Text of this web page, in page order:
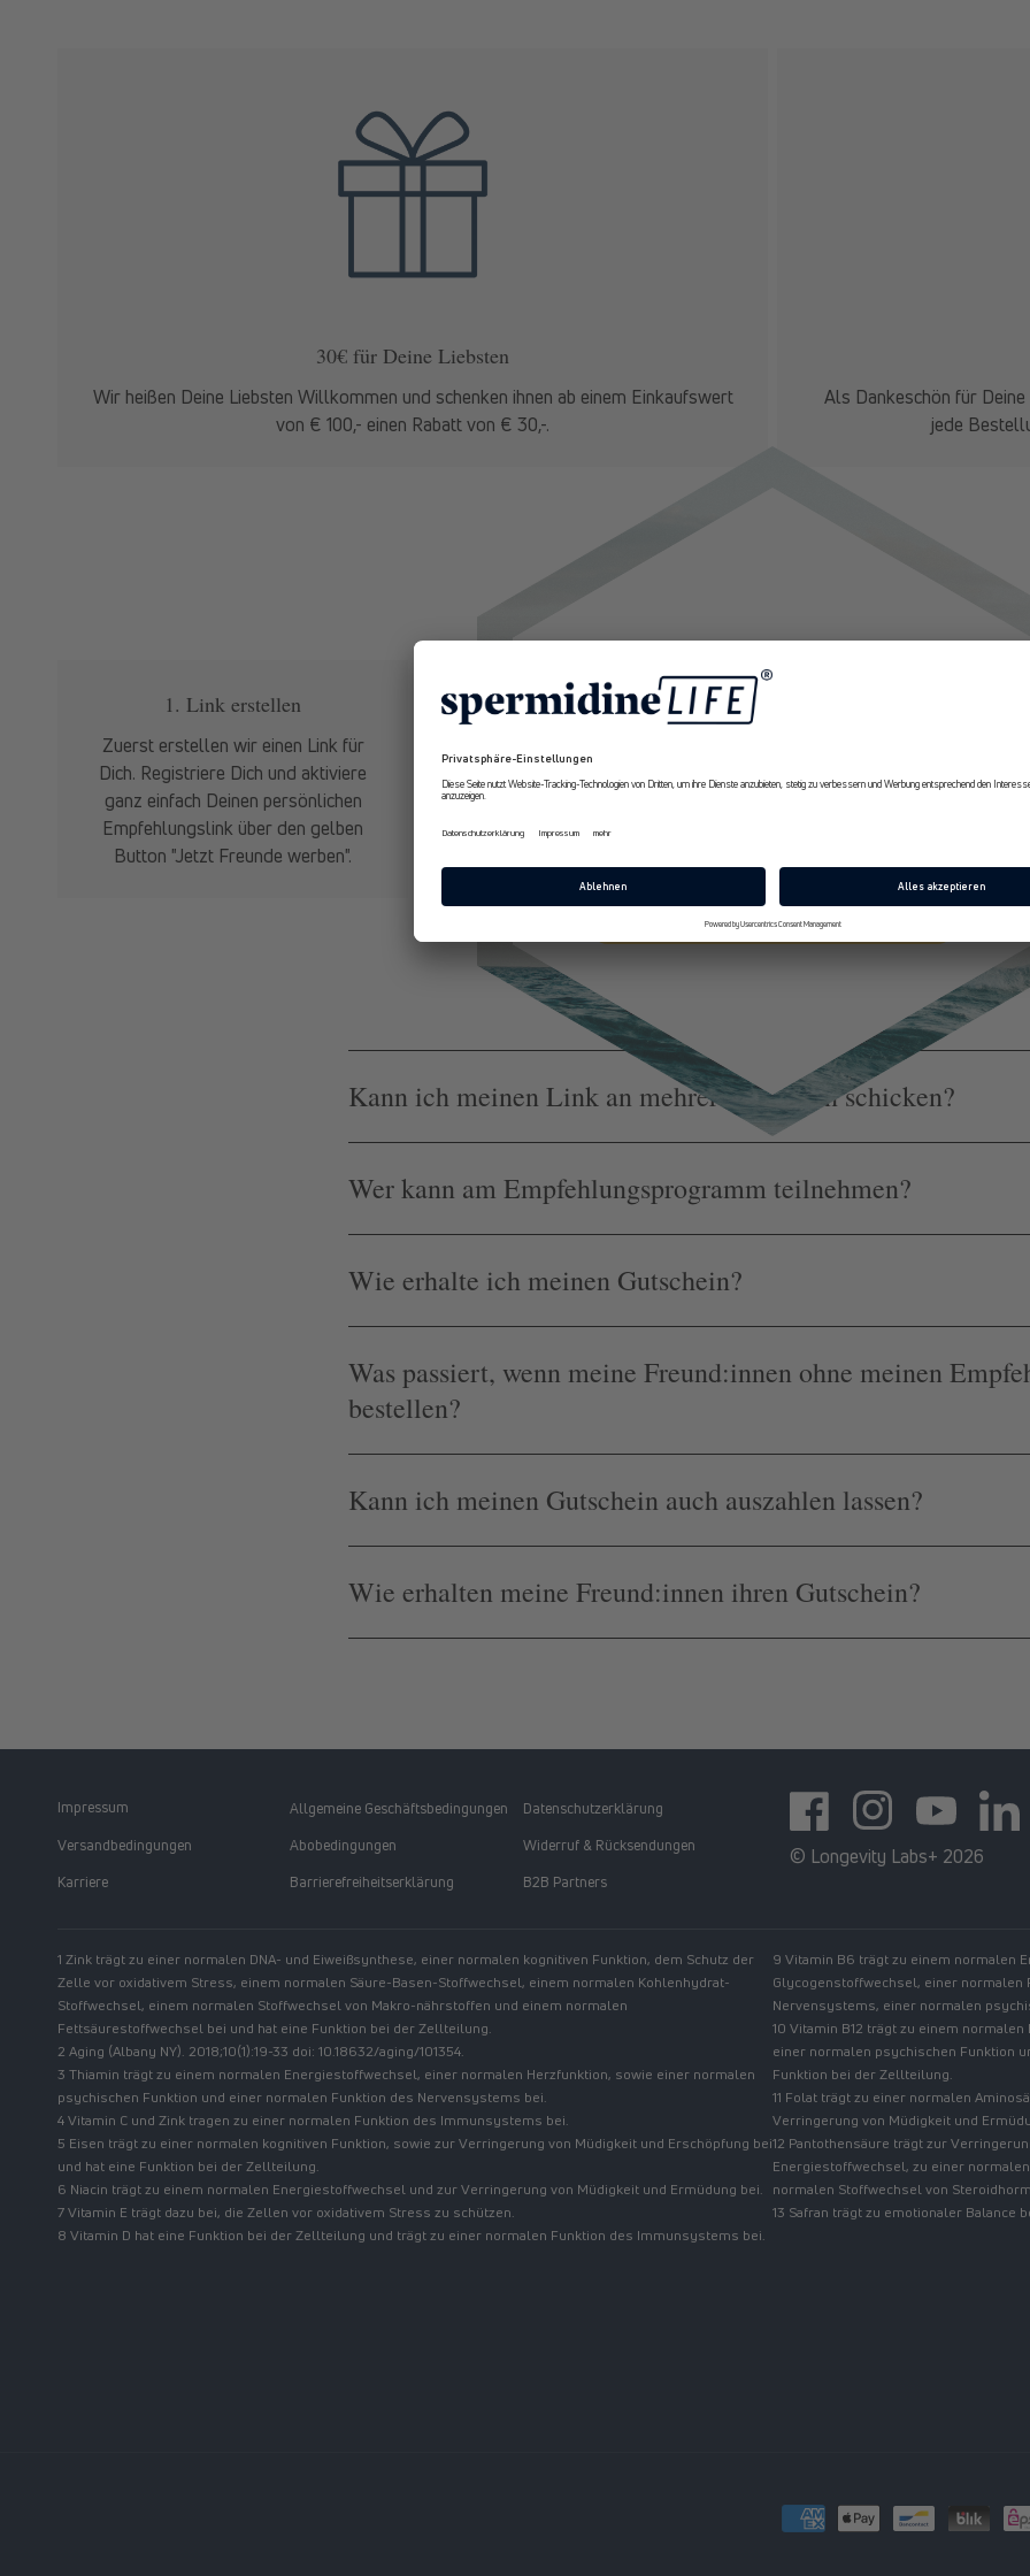
30€ für Deine Liebsten
Wir heißen Deine Liebsten Willkommen und schenken ihnen ab einem Einkaufswert
von € 100,- einen Rabatt von € 30,-.
Als Dankeschön für
jede
1. Link erstellen
Zuerst erstellen wir einen Link für
Dich. Registriere Dich und aktiviere
ganz einfach Deinen persönlichen
Empfehlungslink über den gelben
Button "Jetzt Freunde werben".
2. Link teilen
erhalten hast, kannst Du ihn einfach
an Deine Liebsten weiterleiten. Du
kannst den Link mit so vielen
Kann ich meinen Link an mehrere Personen schicken?
Wer kann am Empfehlungsprogramm teilnehmen?
Wie erhalte ich meinen Gutschein?
Was passiert, wenn meine Freund:innen ohne meinen
bestellen?
Kann ich meinen Gutschein auch auszahlen lassen?
Wie erhalten meine Freund:innen ihren Gutschein?
Impressum Allgemeine Geschäftsbedingungen
Datenschutzerklärung
Versandbedingungen
Abobedingungen
Widerruf & Rücksendungen
Karriere
Barrierefreiheitserklärung B2B Partners
FacebookInstagramYouTube
© Longevity Labs+ 2026
1 Zink trägt zu einer normalen DNA- und Eiweißsynthese, einer normalen kognitiven Funktion, dem Schutz der
Zelle vor oxidativem Stress, einem normalen Säure-Basen-Stoffwechsel, einem normalen Kohlenhydrat-
Stoffwechsel, einem normalen Stoffwechsel von Makro-nährstoffen und einem normalen
Fettsäurestoffwechsel bei und hat eine Funktion bei der Zellteilung.
2 Aging (Albany NY). 2018;10(1):19-33 doi: 10.18632/aging/101354.
3 Thiamin trägt zu einem normalen Energiestoffwechsel, einer normalen Herzfunktion, sowie einer normalen
psychischen Funktion und einer normalen Funktion des Nervensystems bei.
4 Vitamin C und Zink tragen zu einer normalen Funktion des Immunsystems bei.
5 Eisen trägt zu einer normalen kognitiven Funktion, sowie zur Verringerung von Müdigkeit und Erschöpfung bei
und hat eine Funktion bei der Zellteilung.
6 Niacin trägt zu einem normalen Energiestoffwechsel und zur Verringerung von Müdigkeit und Ermüdung bei.
7 Vitamin E trägt dazu bei, die Zellen vor oxidativem Stress zu schützen.
8 Vitamin D hat eine Funktion bei der Zellteilung und trägt zu einer normalen Funktion des Immunsystems bei.
9 Vitamin B6 trägt zu einem normalen
Glycogenstoffwechsel, einer
Nervensystems, einer normalen
10 Vitamin B12 trägt zu einem
einer normalen psychischen Funktion
Funktion bei der Zellteilung.
11 Folat trägt zu einer normalen
Verringerung von Müdigkeit und
12 Pantothensäure trägt zur
Energiestoffwechsel, zu einer
normalen Stoffwechsel von
13 Safran trägt zu emotionaler Balance
Zahlungsmethoden
10% Rabatt
Erhalte ab sofort
Jetzt 10% Rabatt sichern